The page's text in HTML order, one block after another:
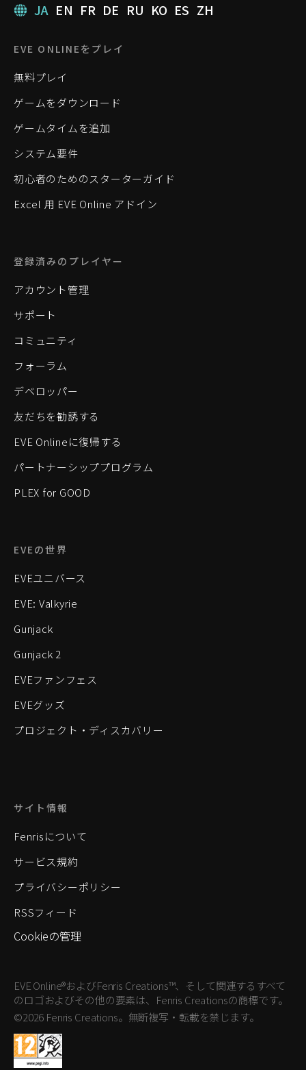
CCPができる最善のサポートは何かを話し合い、す
う。詳細を明記したうえで、
てご連絡ください。
JA EN FR DE RU KO ES ZH
EVE ONLINEをプレイ
無料プレイ
ゲームをダウンロード
ゲームタイムを追加
システム要件
初心者のためのスターターガイド
Excel 用 EVE Online アドイン
登録済みのプレイヤー
アカウント管理
サポート
コミュニティ
フォーラム
デベロッパー
友だちを勧誘する
EVE Onlineに復帰する
パートナーシッププログラム
PLEX for GOOD
EVEの世界
EVEユニバース
EVE: Valkyrie
Gunjack
Gunjack 2
EVEファンフェス
EVEグッズ
プロジェクト・ディスカバリー
サイト情報
Fenrisについて
サービス規約
プライバシーポリシー
RSSフィード
Cookieの管理
EVE Online®およびFenris Creations™、そして関連するすべて
のロゴおよびその他の要素は、Fenris Creationsの商標です。
©2026 Fenris Creations。無断複写・転載を禁じます。